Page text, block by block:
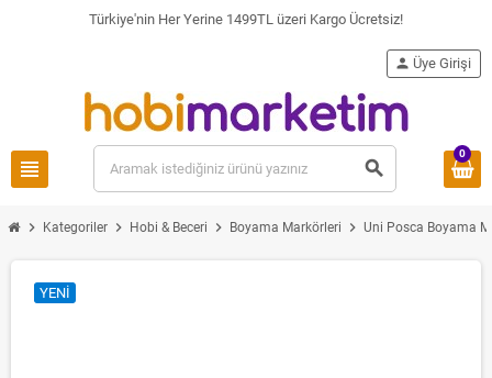
Türkiye'nin Her Yerine 1499TL üzeri Kargo Ücretsiz!
view_headline search
person Üye Girişi
0
chevron_right Kategoriler chevron_right Hobi & Beceri chevron_right Boyama Markörleri chevron_right Uni Posca Boyama
YENI